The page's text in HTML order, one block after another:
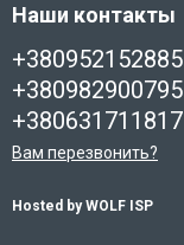
Наши контакты
+380952152885
+380982900795
+380631711817
Вам перезвонить?
Hosted by WOLF ISP